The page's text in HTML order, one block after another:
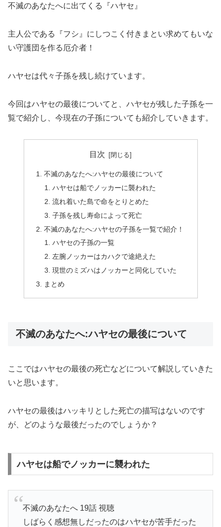
不滅のあなたへに出てくる『ハヤセ』
主人公である『フシ』にしつこく付きまとい求めてもいな
い守護団を作る厄介者！
ハヤセは代々子孫を残し続けています。
今回はハヤセの最後についてと、ハヤセが残した子孫を一
覧で紹介し、今現在の子孫についても紹介していきます。
目次
不滅のあなたへ:ハヤセの最後について
ハヤセは船でノッカーに襲われた
流れ着いた島で命をとりとめた
子孫を残し寿命によって死亡
不滅のあなたへ:ハヤセの子孫を一覧で紹介！
ハヤセの子孫の一覧
左腕ノッカーはカハクで途絶えた
現世のミズハはノッカーと同化していた
まとめ
不滅のあなたへ:ハヤセの最後について
ここではハヤセの最後の死亡などについて解説していきた
いと思います。
ハヤセの最後はハッキリとした死亡の描写はないのです
が、どのような最後だったのでしょうか？
ハヤセは船でノッカーに襲われた
不滅のあなたへ 19話 視聴
しばらく感想無しだったのはハヤセが苦手だった